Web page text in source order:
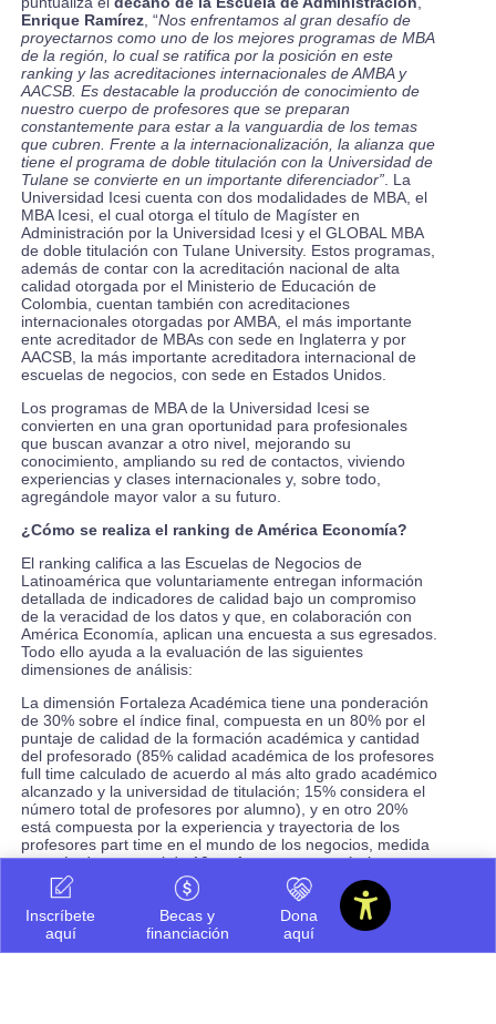
Enrique Ramírez, “Nos enfrentamos al gran desafío de
proyectarnos como uno de los mejores programas de MBA
de la región, lo cual se ratifica por la posición en este
ranking y las acreditaciones internacionales de AMBA y
AACSB. Es destacable la producción de conocimiento de
nuestro cuerpo de profesores que se preparan
constantemente para estar a la vanguardia de los temas
que cubren. Frente a la internacionalización, la alianza que
tiene el programa de doble titulación con la Universidad de
Tulane se convierte en un importante diferenciador”. La
Universidad Icesi cuenta con dos modalidades de MBA, el
MBA Icesi, el cual otorga el título de Magíster en
Administración por la Universidad Icesi y el GLOBAL MBA
de doble titulación con Tulane University. Estos programas,
además de contar con la acreditación nacional de alta
calidad otorgada por el Ministerio de Educación de
Colombia, cuentan también con acreditaciones
internacionales otorgadas por AMBA, el más importante
ente acreditador de MBAs con sede en Inglaterra y por
AACSB, la más importante acreditadora internacional de
escuelas de negocios, con sede en Estados Unidos.
Los programas de MBA de la Universidad Icesi se
convierten en una gran oportunidad para profesionales
que buscan avanzar a otro nivel, mejorando su
conocimiento, ampliando su red de contactos, viviendo
experiencias y clases internacionales y, sobre todo,
agregándole mayor valor a su futuro.
¿Cómo se realiza el ranking de América Economía?
El ranking califica a las Escuelas de Negocios de
Latinoamérica que voluntariamente entregan información
detallada de indicadores de calidad bajo un compromiso
de la veracidad de los datos y que, en colaboración con
América Economía, aplican una encuesta a sus egresados.
Todo ello ayuda a la evaluación de las siguientes
dimensiones de análisis:
La dimensión Fortaleza Académica tiene una ponderación
de 30% sobre el índice final, compuesta en un 80% por el
puntaje de calidad de la formación académica y cantidad
del profesorado (85% calidad académica de los profesores
full time calculado de acuerdo al más alto grado académico
alcanzado y la universidad de titulación; 15% considera el
número total de profesores por alumno), y en otro 20%
está compuesta por la experiencia y trayectoria de los
profesores part time en el mundo de los negocios, medida
a través de un panel de 10 profesores top según los
cargos ejecutivos que han alcanzado.
La dimensión de Retorno Sobre Inversión pondera un 20%
sobre el índice final. Evalúa los créditos que obtienen los
egresados por haber cursado el MBA tanto en términos
Inscríbete
aquí
Becas y
financiación
Dona
aquí